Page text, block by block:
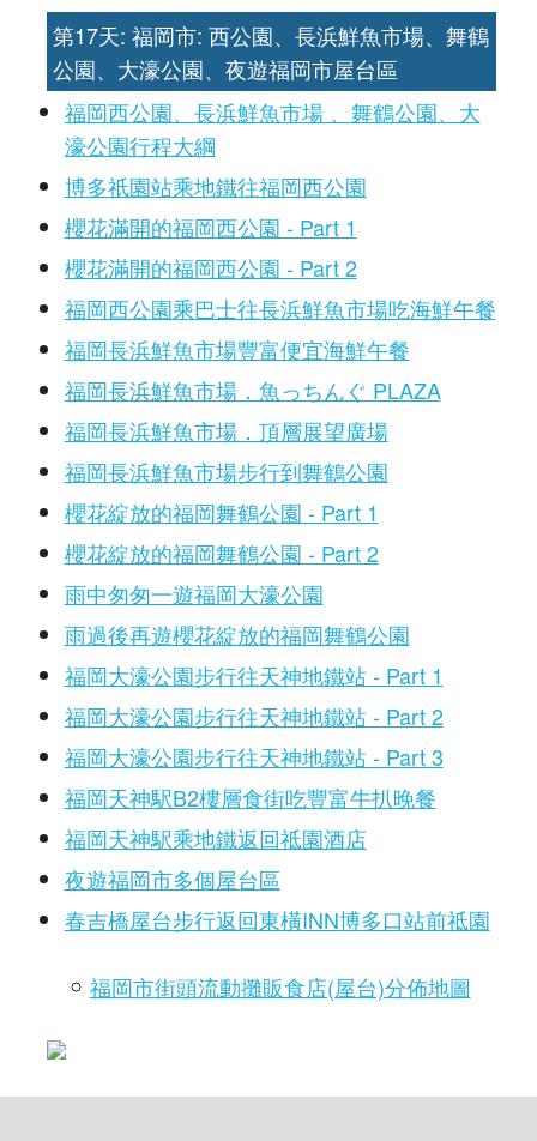
第17天: 福岡市: 西公園、長浜鮮魚市場、舞鶴
公園、大濠公園、夜遊福岡市屋台區
福岡西公園、長浜鮮魚市場 、舞鶴公園、大
濠公園行程大綱
博多祇園站乘地鐵往福岡西公園
櫻花滿開的福岡西公園 - Part 1
櫻花滿開的福岡西公園 - Part 2
福岡西公園乘巴士往長浜鮮魚市場吃海鮮午餐
福岡長浜鮮魚市場豐富便宜海鮮午餐
福岡長浜鮮魚市場．魚っちんぐ PLAZA
福岡長浜鮮魚市場．頂層展望廣場
福岡長浜鮮魚市場步行到舞鶴公園
櫻花綻放的福岡舞鶴公園 - Part 1
櫻花綻放的福岡舞鶴公園 - Part 2
雨中匆匆一遊福岡大濠公園
雨過後再遊櫻花綻放的福岡舞鶴公園
福岡大濠公園步行往天神地鐵站 - Part 1
福岡大濠公園步行往天神地鐵站 - Part 2
福岡大濠公園步行往天神地鐵站 - Part 3
福岡天神駅B2樓層食街吃豐富牛扒晚餐
福岡天神駅乘地鐵返回祗園酒店
夜遊福岡市多個屋台區
春吉橋屋台步行返回東橫INN博多口站前祗園
福岡市街頭流動攤販食店(屋台)分佈地圖